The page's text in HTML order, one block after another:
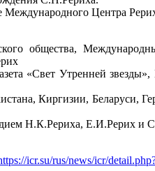
Центра
общества,
«Свет Утренней
Киргизии, Беларуси,
Н.К.Рериха, Е.И.Рерих и
icr.su/rus/news/icr/